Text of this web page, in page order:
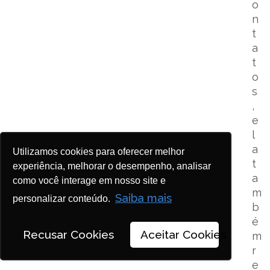
Utilizamos cookies para oferecer melhor
experiência, melhorar o desempenho, analisar
como você interage em nosso site e
personalizar conteúdo. Saiba mais
Recusar Cookies Aceitar Cookies
o
n
t
a
t
o
s
,
e
l
a
t
a
m
b
é
m
r
e